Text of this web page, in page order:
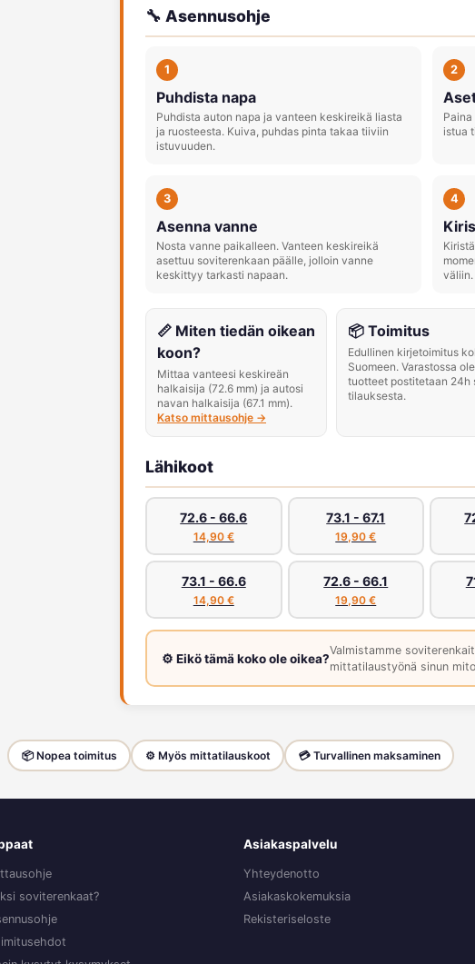
🔧 Asennusohje
1
Puhdista napa
Puhdista auton napa ja vanteen keskireikä liasta
ja ruosteesta. Kuiva, puhdas pinta takaa tiiviin
istuvuuden.
2
istua
3
Asenna vanne
Nosta vanne paikalleen. Vanteen keskireikä
asettuu soviterenkaan päälle, jolloin vanne
keskittyy tarkasti napaan.
4
väliin.
📏 Miten tiedän oikean
koon?
Mittaa vanteesi keskireän
halkaisija (72.6 mm) ja autosi
navan halkaisija (67.1 mm).
Katso mittausohje →
📦 Toimitus
Edullinen kirjetoimitus
Suomeen. Varastossa
tuotteet postitetaan 24h
tilauksesta.
Lähikoot
72.6 - 66.6
14,90 €
73.1 - 67.1
19,90 €
73.1 - 66.6
14,90 €
72.6 - 66.1
19,90 €
⚙️ Eikö tämä koko ole oikea?
Valmistamme
mittatilaustyönä sinun
📦 Nopea toimitus ⚙️ Myös mittatilauskoot 💳 Turvallinen maksaminen
soviterenkaat?
Asiakaspalvelu
Yhteydenotto
Asiakaskokemuksia
Rekisteriseloste